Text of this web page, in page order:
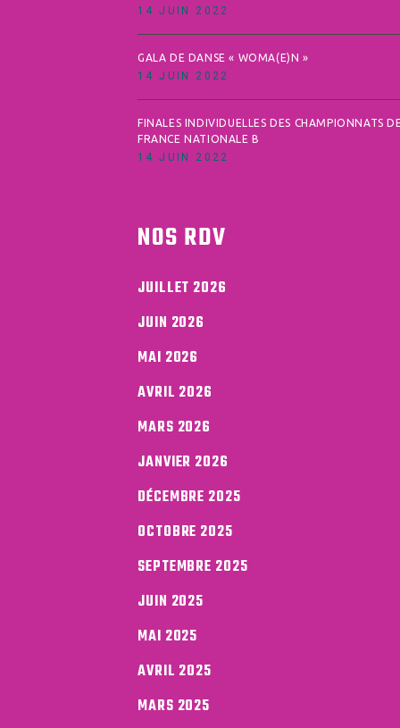
14 JUIN 2022
GALA DE DANSE « WOMA(E)N »
14 JUIN 2022
FINALES INDIVIDUELLES DES CHAMPIONNATS
FRANCE NATIONALE B
14 JUIN 2022
NOS RDV
JUILLET 2026
JUIN 2026
MAI 2026
AVRIL 2026
MARS 2026
JANVIER 2026
DÉCEMBRE 2025
OCTOBRE 2025
SEPTEMBRE 2025
JUIN 2025
MAI 2025
AVRIL 2025
MARS 2025